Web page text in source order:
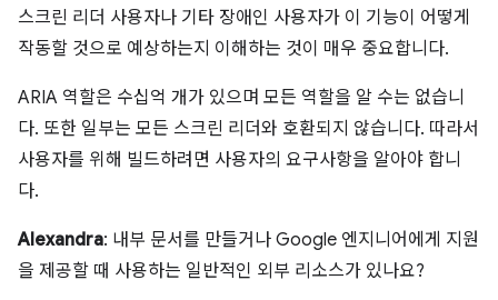
스크린 리더 사용자나 기타 장애인 사용자가 이 기능이 어떻게
작동할 것으로 예상하는지 이해하는 것이 매우 중요합니다.
ARIA 역할은 수십억 개가 있으며 모든 역할을 알 수는 없습니
다. 또한 일부는 모든 스크린 리더와 호환되지 않습니다. 따라서
사용자를 위해 빌드하려면 사용자의 요구사항을 알아야 합니
다.
Alexandra: 내부 문서를 만들거나 Google 엔지니어에게 지원
을 제공할 때 사용하는 일반적인 외부 리소스가 있나요?